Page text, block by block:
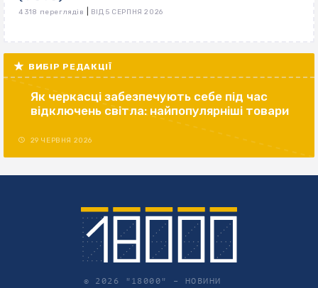
4 318 переглядів ВІД 5 СЕРПНЯ 2026
ВИБІР РЕДАКЦІЇ
Як черкасці забезпечують себе під час
відключень світла: найпопулярніші товари
29 ЧЕРВНЯ 2026
© 2026 "18000" – НОВИНИ